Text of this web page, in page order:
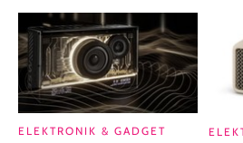
ELEKTRONIK & GADGET